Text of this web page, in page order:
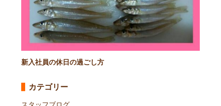
新入社員の休日の過ごし方
カテゴリー